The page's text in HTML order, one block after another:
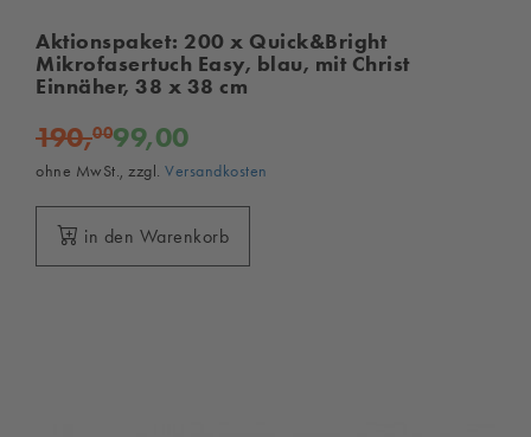
Aktionspaket: 200 x Quick&Bright
Mikrofasertuch Easy, blau, mit Christ
Einnäher, 38 x 38 cm
190,0099,00
ohne MwSt., zzgl. Versandkosten
in den Warenkorb